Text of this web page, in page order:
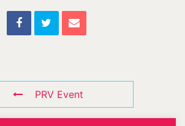
PRV Event